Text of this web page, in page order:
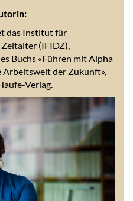
das Institut für
(IFIDZ),
Buchs «Führen mit Alpha
der Zukunft»,
Verlag.